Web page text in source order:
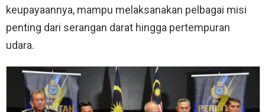
keupayaannya, mampu melaksanakan pelbagai misi
penting dari serangan darat hingga pertempuran
udara.